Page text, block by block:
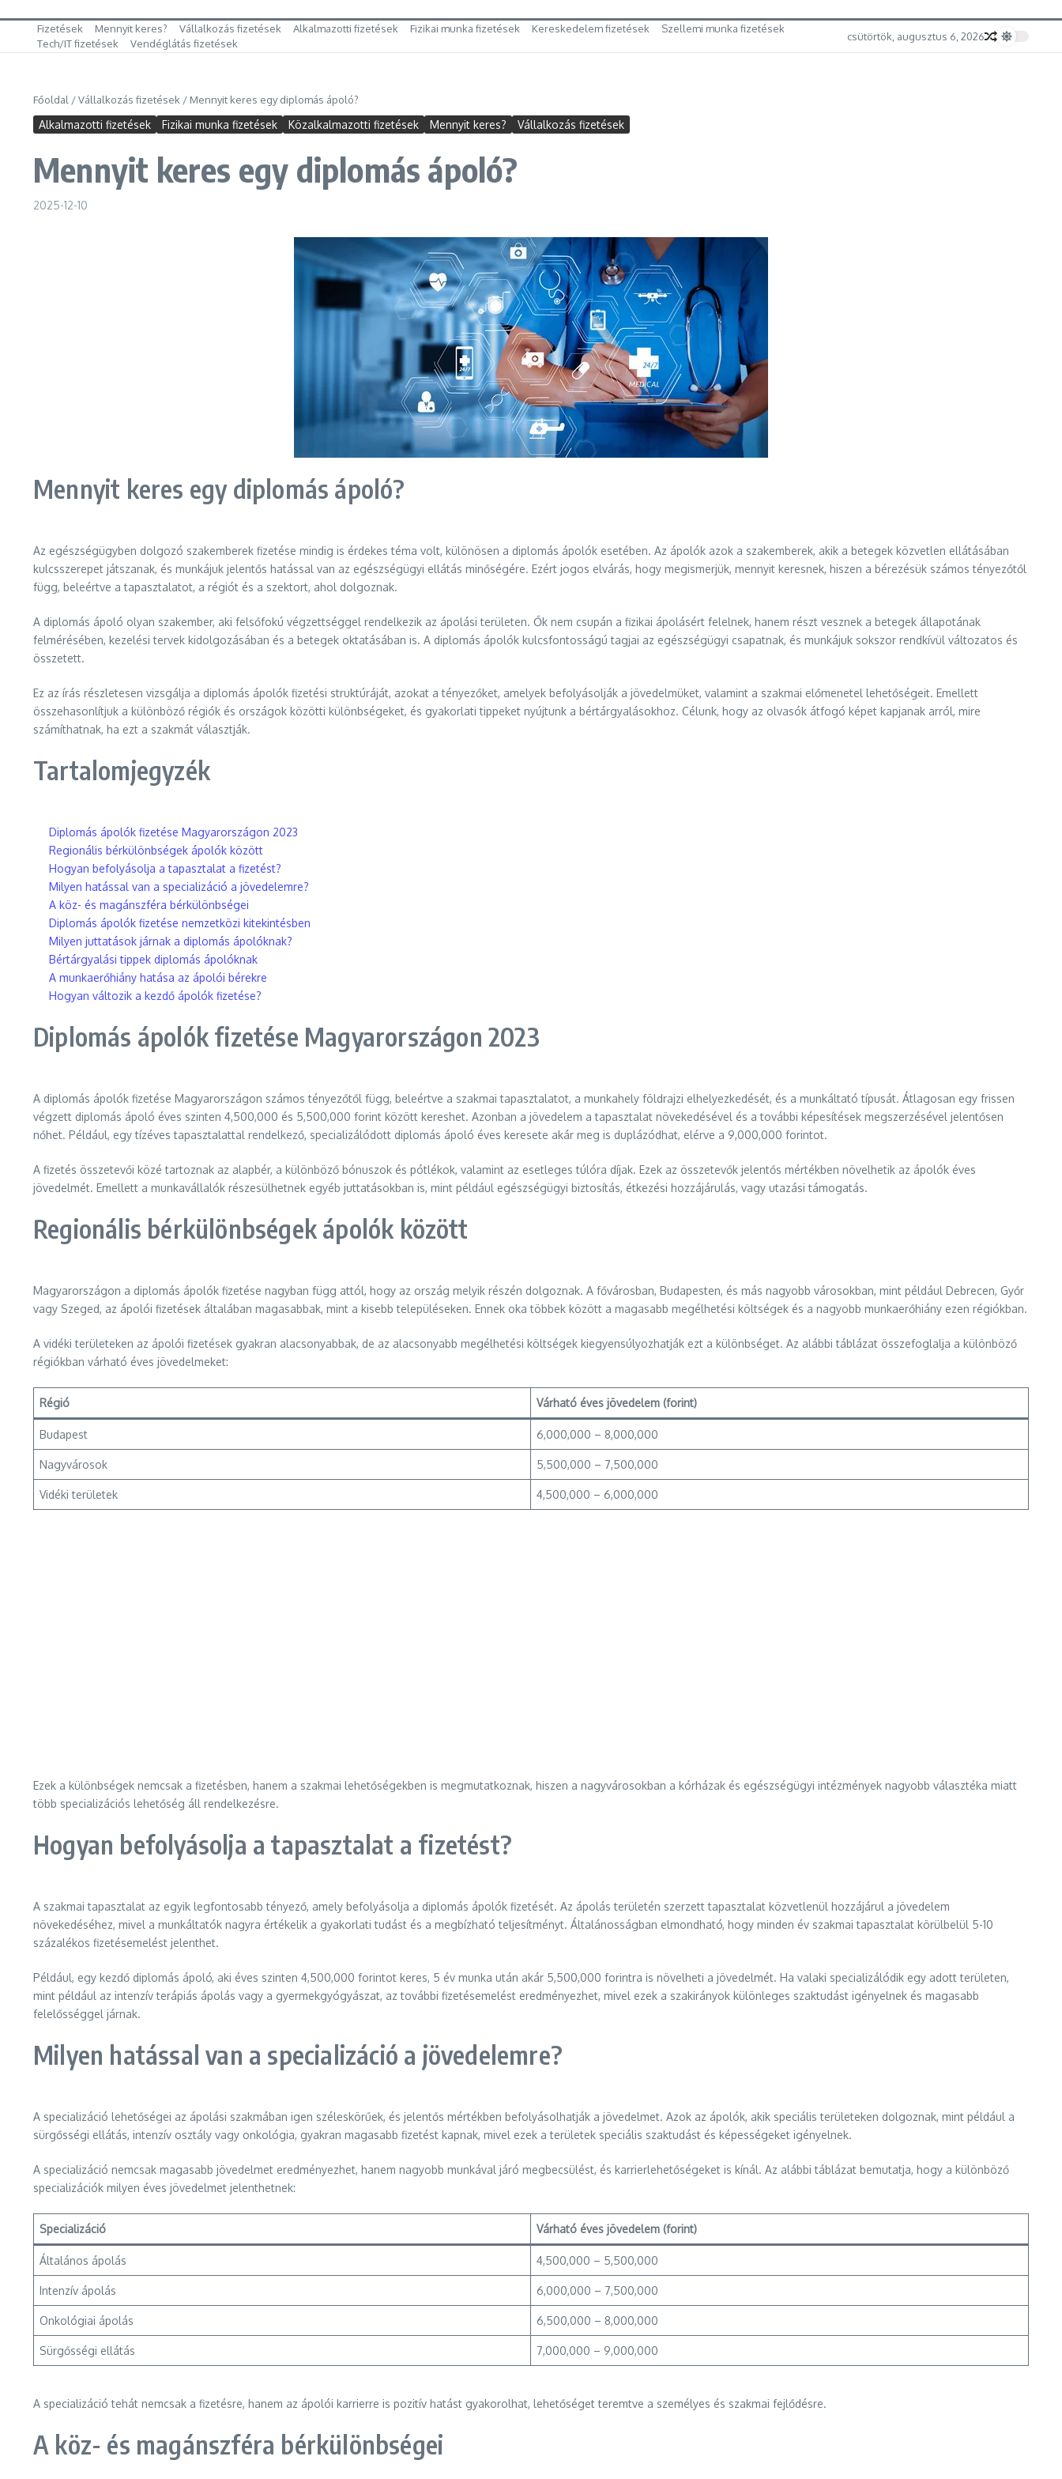
Fizetések Mennyit keres? Vállalkozás fizetések Alkalmazotti fizetések Fizikai munka fizetések Kereskedelem fizetések
Szellemi munka fizetések
Tech/IT fizetések
Vendéglátás fizetések
csütörtök, augusztus 6, 2026
Főoldal /Vállalkozás fizetések / Mennyit keres egy diplomás ápoló?
Alkalmazotti fizetések Fizikai munka fizetések Közalkalmazotti fizetések Mennyit keres? Vállalkozás fizetések
Mennyit keres egy diplomás ápoló?
2025-12-10
Mennyit keres egy diplomás ápoló?
Az egészségügyben dolgozó szakemberek fizetése mindig is érdekes téma volt, különösen a diplomás ápolók esetében. Az ápolók azok a szakemberek, akik a betegek közvetlen ellátásában
kulcsszerepet játszanak, és munkájuk jelentős hatással van az egészségügyi ellátás minőségére. Ezért jogos elvárás, hogy megismerjük, mennyit keresnek, hiszen a bérezésük számos tényezőtől
függ, beleértve a tapasztalatot, a régiót és a szektort, ahol dolgoznak.
A diplomás ápoló olyan szakember, aki felsőfokú végzettséggel rendelkezik az ápolási területen. Ők nem csupán a fizikai ápolásért felelnek, hanem részt vesznek a betegek állapotának
felmérésében, kezelési tervek kidolgozásában és a betegek oktatásában is. A diplomás ápolók kulcsfontosságú tagjai az egészségügyi csapatnak, és munkájuk sokszor rendkívül változatos és
összetett.
Ez az írás részletesen vizsgálja a diplomás ápolók fizetési struktúráját, azokat a tényezőket, amelyek befolyásolják a jövedelmüket, valamint a szakmai előmenetel lehetőségeit. Emellett
összehasonlítjuk a különböző régiók és országok közötti különbségeket, és gyakorlati tippeket nyújtunk a bértárgyalásokhoz. Célunk, hogy az olvasók átfogó képet kapjanak arról, mire
számíthatnak, ha ezt a szakmát választják.
Tartalomjegyzék
Diplomás ápolók fizetése Magyarországon 2023
Regionális bérkülönbségek ápolók között
Hogyan befolyásolja a tapasztalat a fizetést?
Milyen hatással van a specializáció a jövedelemre?
A köz- és magánszféra bérkülönbségei
Diplomás ápolók fizetése nemzetközi kitekintésben
Milyen juttatások járnak a diplomás ápolóknak?
Bértárgyalási tippek diplomás ápolóknak
A munkaerőhiány hatása az ápolói bérekre
Hogyan változik a kezdő ápolók fizetése?
Diplomás ápolók fizetése Magyarországon 2023
A diplomás ápolók fizetése Magyarországon számos tényezőtől függ, beleértve a szakmai tapasztalatot, a munkahely földrajzi elhelyezkedését, és a munkáltató típusát. Átlagosan egy frissen
végzett diplomás ápoló éves szinten 4,500,000 és 5,500,000 forint között kereshet. Azonban a jövedelem a tapasztalat növekedésével és a további képesítések megszerzésével jelentősen
nőhet. Például, egy tízéves tapasztalattal rendelkező, specializálódott diplomás ápoló éves keresete akár meg is duplázódhat, elérve a 9,000,000 forintot.
A fizetés összetevői közé tartoznak az alapbér, a különböző bónuszok és pótlékok, valamint az esetleges túlóra díjak. Ezek az összetevők jelentős mértékben növelhetik az ápolók éves
jövedelmét. Emellett a munkavállalók részesülhetnek egyéb juttatásokban is, mint például egészségügyi biztosítás, étkezési hozzájárulás, vagy utazási támogatás.
Regionális bérkülönbségek ápolók között
Magyarországon a diplomás ápolók fizetése nagyban függ attól, hogy az ország melyik részén dolgoznak. A fővárosban, Budapesten, és más nagyobb városokban, mint például Debrecen, Győr
vagy Szeged, az ápolói fizetések általában magasabbak, mint a kisebb településeken. Ennek oka többek között a magasabb megélhetési költségek és a nagyobb munkaerőhiány ezen régiókban.
A vidéki területeken az ápolói fizetések gyakran alacsonyabbak, de az alacsonyabb megélhetési költségek kiegyensúlyozhatják ezt a különbséget. Az alábbi táblázat összefoglalja a különböző
régiókban várható éves jövedelmeket:
Régió Várható éves jövedelem (forint)
Budapest 6,000,000 – 8,000,000
Nagyvárosok 5,500,000 – 7,500,000
Vidéki területek 4,500,000 – 6,000,000
Ezek a különbségek nemcsak a fizetésben, hanem a szakmai lehetőségekben is megmutatkoznak, hiszen a nagyvárosokban a kórházak és egészségügyi intézmények nagyobb választéka miatt
több specializációs lehetőség áll rendelkezésre.
Hogyan befolyásolja a tapasztalat a fizetést?
A szakmai tapasztalat az egyik legfontosabb tényező, amely befolyásolja a diplomás ápolók fizetését. Az ápolás területén szerzett tapasztalat közvetlenül hozzájárul a jövedelem
növekedéséhez, mivel a munkáltatók nagyra értékelik a gyakorlati tudást és a megbízható teljesítményt. Általánosságban elmondható, hogy minden év szakmai tapasztalat körülbelül 5-10
százalékos fizetésemelést jelenthet.
Például, egy kezdő diplomás ápoló, aki éves szinten 4,500,000 forintot keres, 5 év munka után akár 5,500,000 forintra is növelheti a jövedelmét. Ha valaki specializálódik egy adott területen,
mint például az intenzív terápiás ápolás vagy a gyermekgyógyászat, az további fizetésemelést eredményezhet, mivel ezek a szakirányok különleges szaktudást igényelnek és magasabb
felelősséggel járnak.
Milyen hatással van a specializáció a jövedelemre?
A specializáció lehetőségei az ápolási szakmában igen széleskörűek, és jelentős mértékben befolyásolhatják a jövedelmet. Azok az ápolók, akik speciális területeken dolgoznak, mint például a
sürgősségi ellátás, intenzív osztály vagy onkológia, gyakran magasabb fizetést kapnak, mivel ezek a területek speciális szaktudást és képességeket igényelnek.
A specializáció nemcsak magasabb jövedelmet eredményezhet, hanem nagyobb munkával járó megbecsülést, és karrierlehetőségeket is kínál. Az alábbi táblázat bemutatja, hogy a különböző
specializációk milyen éves jövedelmet jelenthetnek:
Specializáció Várható éves jövedelem (forint)
Általános ápolás 4,500,000 – 5,500,000
Intenzív ápolás 6,000,000 – 7,500,000
Onkológiai ápolás 6,500,000 – 8,000,000
Sürgősségi ellátás 7,000,000 – 9,000,000
A specializáció tehát nemcsak a fizetésre, hanem az ápolói karrierre is pozitív hatást gyakorolhat, lehetőséget teremtve a személyes és szakmai fejlődésre.
A köz- és magánszféra bérkülönbségei